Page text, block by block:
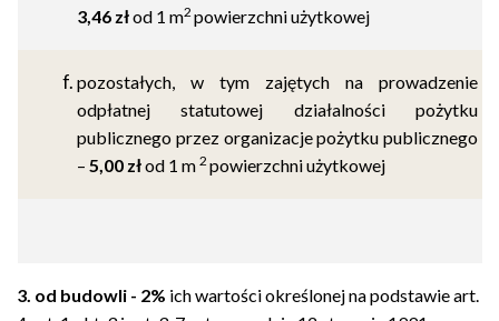
3,46 złod 1 m2 powierzchni użytkowej
pozostałych, w tym zajętych na prowadzenie
odpłatnej statutowej działalności pożytku
publicznego przez organizacje pożytku publicznego
– 5,00 złod 1 m 2 powierzchni użytkowej
3. od budowli - 2% ich wartości określonej na podstawie art.